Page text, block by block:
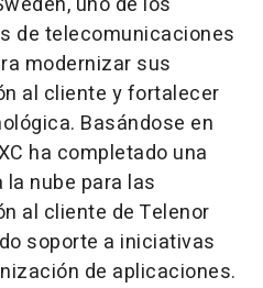
de telecomunicaciones
modernizar sus
al cliente y fortalecer
Basándose en
ha completado una
nube para las
al cliente de Telenor
soporte a iniciativas
de aplicaciones.